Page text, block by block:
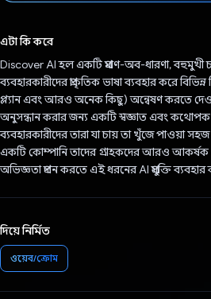
এটা কি করে
Discover AI হল একটি প্রমাণ-অব-ধারণা, বহুমুখী
ব্যবহারকারীদের প্রাকৃতিক ভাষা ব্যবহার করে
প্ল্যান এবং আরও অনেক কিছু) অন্বেষণ করতে
অনুসন্ধান করার জন্য একটি স্বজ্ঞাত এবং
ব্যবহারকারীদের তারা যা চায় তা খুঁজে পাওয়া
একটি কোম্পানি তাদের গ্রাহকদের আরও
অভিজ্ঞতা প্রদান করতে এই ধরনের AI প্রযুক্তি
দিয়ে নির্মিত
ওয়েব/ক্রোম